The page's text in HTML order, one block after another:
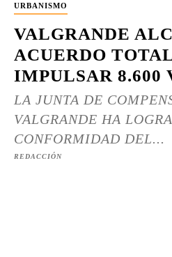
URBANISMO
VALGRANDE
ACUERDO
IMPULSAR 8.600
LA JUNTA DE
VALGRANDE HA
CONFORMIDAD DEL...
REDACCIÓN